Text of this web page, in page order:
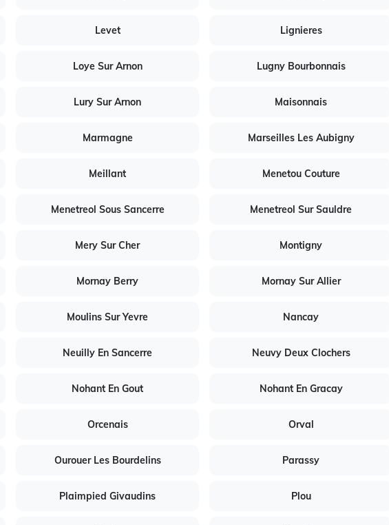
Levet Lignieres
Loye Sur Arnon Lugny Bourbonnais
Lury Sur Arnon Maisonnais
Marmagne Marseilles Les Aubigny
Meillant Menetou Couture
Menetreol Sous Sancerre Menetreol Sur Sauldre
Mery Sur Cher Montigny
Mornay Berry Mornay Sur Allier
Moulins Sur Yevre Nancay
Neuilly En Sancerre Neuvy Deux Clochers
Nohant En Gout Nohant En Gracay
Orcenais Orval
Ourouer Les Bourdelins Parassy
Plaimpied Givaudins Plou